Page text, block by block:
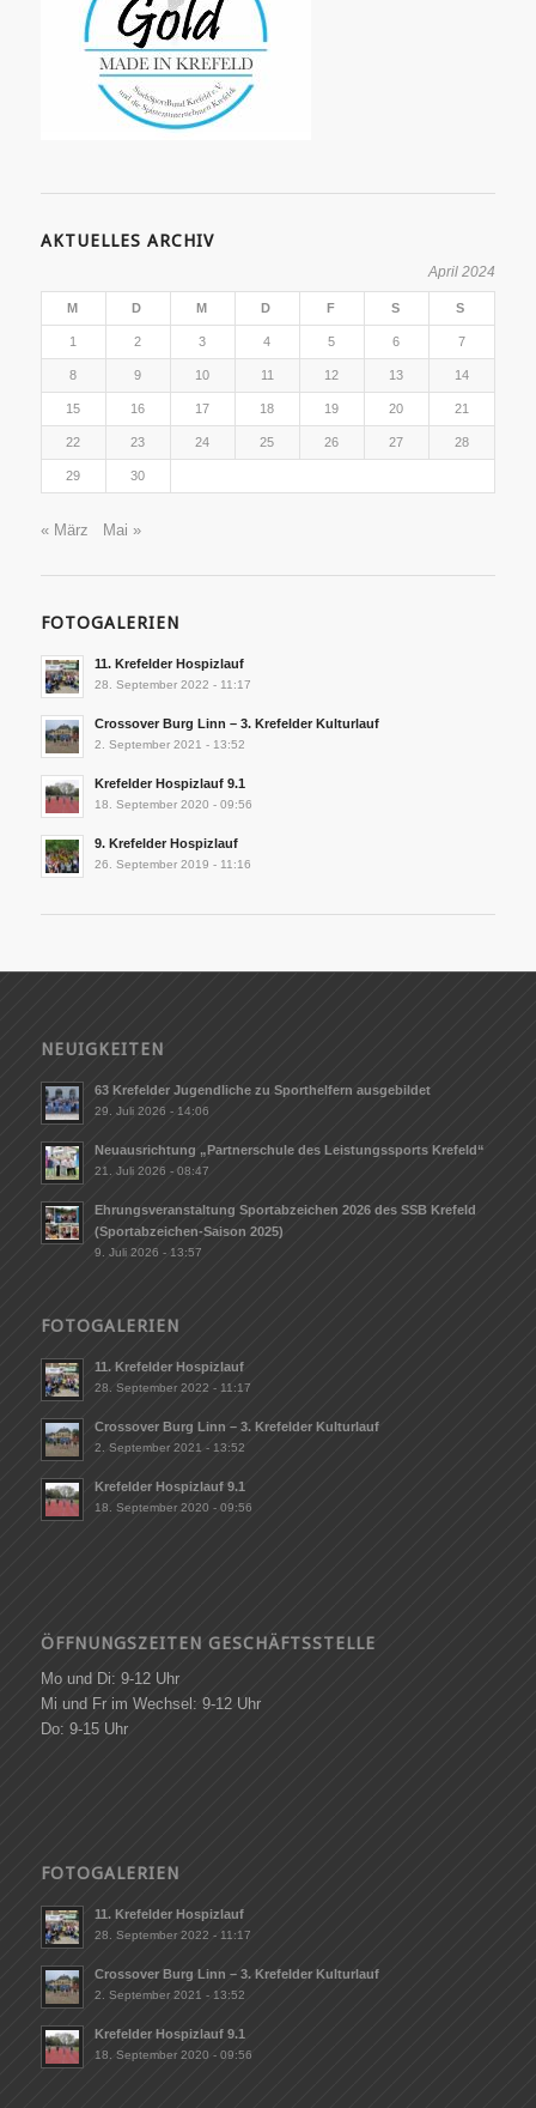
AKTUELLES ARCHIV
April 2024
M D M D F S S
1 2 3 4 5 6 7
8 9 10 11 12 13 14
15 16 17 18 19 20 21
22 23 24 25 26 27 28
29 30
« März Mai »
FOTOGALERIEN
11. Krefelder Hospizlauf
28. September 2022 - 11:17
Crossover Burg Linn – 3. Krefelder Kulturlauf
2. September 2021 - 13:52
Krefelder Hospizlauf 9.1
18. September 2020 - 09:56
9. Krefelder Hospizlauf
26. September 2019 - 11:16
NEUIGKEITEN
63 Krefelder Jugendliche zu Sporthelfern ausgebildet
29. Juli 2026 - 14:06
Neuausrichtung „Partnerschule des Leistungssports Krefeld“
21. Juli 2026 - 08:47
Ehrungsveranstaltung Sportabzeichen 2026 des SSB Krefeld
(Sportabzeichen-Saison 2025)
9. Juli 2026 - 13:57
FOTOGALERIEN
11. Krefelder Hospizlauf
28. September 2022 - 11:17
Crossover Burg Linn – 3. Krefelder Kulturlauf
2. September 2021 - 13:52
Krefelder Hospizlauf 9.1
18. September 2020 - 09:56
ÖFFNUNGSZEITEN GESCHÄFTSSTELLE
Mo und Di: 9-12 Uhr
Mi und Fr im Wechsel: 9-12 Uhr
Do: 9-15 Uhr
FOTOGALERIEN
11. Krefelder Hospizlauf
28. September 2022 - 11:17
Crossover Burg Linn – 3. Krefelder Kulturlauf
2. September 2021 - 13:52
Krefelder Hospizlauf 9.1
18. September 2020 - 09:56